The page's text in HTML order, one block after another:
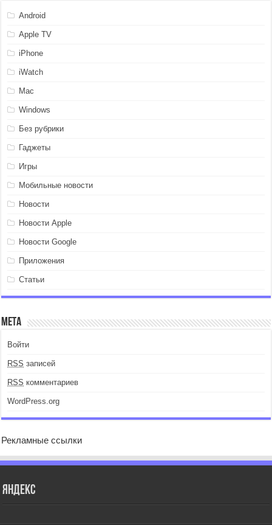
Android
Apple TV
iPhone
iWatch
Mac
Windows
Без рубрики
Гаджеты
Игры
Мобильные новости
Новости
Новости Apple
Новости Google
Приложения
Статьи
Мета
Войти
RSS записей
RSS комментариев
WordPress.org
Рекламные ссылки
Яндекс